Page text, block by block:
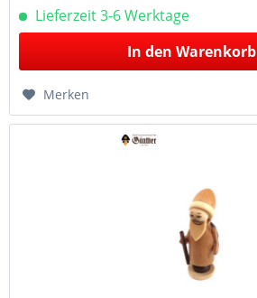
Lieferzeit 3-6 Werktage
In den Warenkorb
Merken